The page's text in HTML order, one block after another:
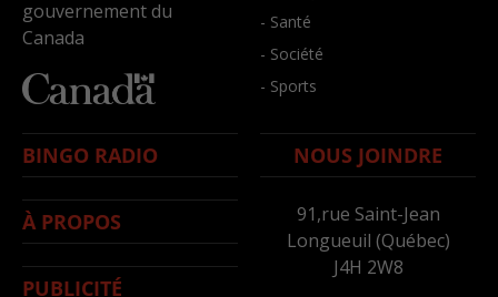
gouvernement du
Canada
- Santé
- Société
- Sports
BINGO RADIO
À PROPOS
PUBLICITÉ
NOUS JOINDRE
91,rue Saint-Jean
Longueuil (Québec)
J4H 2W8